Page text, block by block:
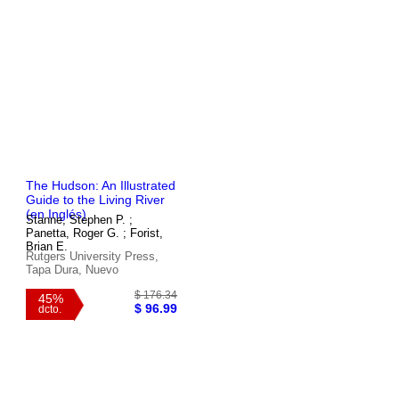
$ 68.50
The Hudson: An Illustrated
Guide to the Living River
(en Inglés)
Stanne, Stephen P. ;
Panetta, Roger G. ; Forist,
Brian E.
Rutgers University Press,
Tapa Dura, Nuevo